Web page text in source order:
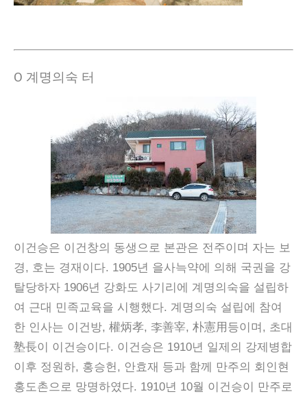
Ο 계명의숙 터
이건승은 이건창의 동생으로 본관은 전주이며 자는 보
경, 호는 경재이다. 1905년 을사늑약에 의해 국권을 강
탈당하자 1906년 강화도 사기리에 계명의숙을 설립하
여 근대 민족교육을 시행했다. 계명의숙 설립에 참여
한 인사는 이건방, 權炳孝, 李善宰, 朴憲用등이며, 초대
塾長이 이건승이다. 이건승은 1910년 일제의 강제병합
이후 정원하, 홍승헌, 안효재 등과 함께 만주의 회인현
홍도촌으로 망명하였다. 1910년 10월 이건승이 만주로